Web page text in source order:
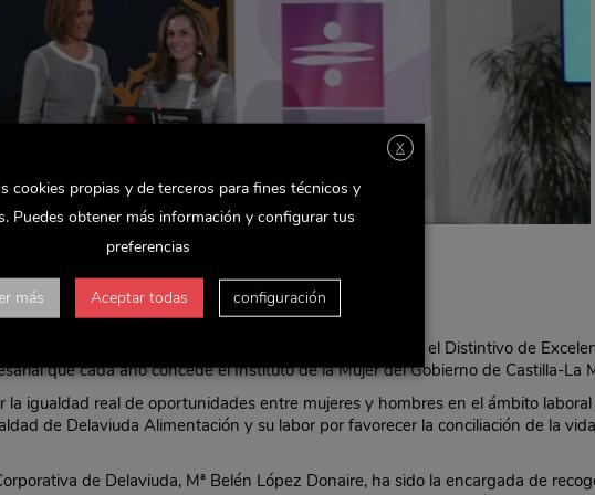
filial de Delaviuda Confectionery Group, ha obtenido el Distintivo de
que cada año concede el Instituto de la Mujer del Gobierno de Castilla-La
igualdad real de oportunidades entre mujeres y hombres en el ámbito
de Delaviuda Alimentación y su labor por favorecer la conciliación de la
de Delaviuda, Mª Belén López Donaire, ha sido la encargada de
X
cookies propias y de terceros para fines técnicos y
Puedes obtener más información y configurar tus
preferencias
más Aceptar todas configuración